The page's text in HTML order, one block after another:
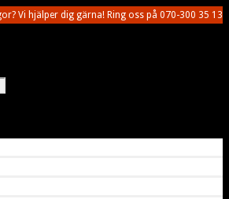
Vi hjälper dig gärna! Ring oss på 070-300 35 13